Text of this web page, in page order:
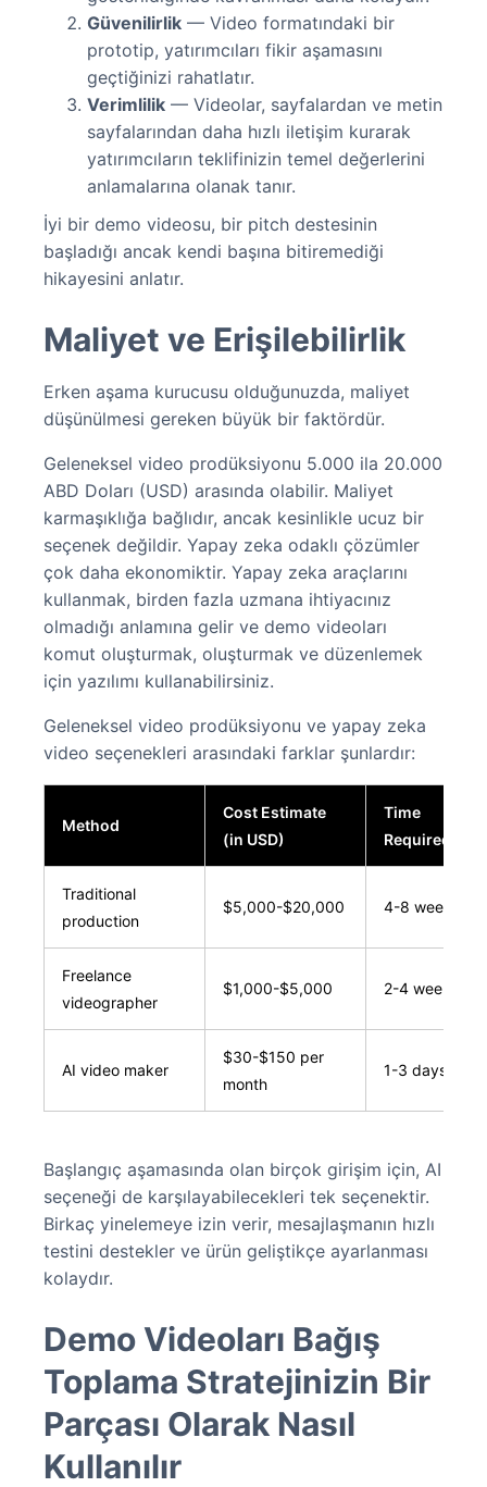
Güvenilirlik — Video formatındaki bir
prototip, yatırımcıları fikir aşamasını
geçtiğinizi rahatlatır.
Verimlilik — Videolar, sayfalardan ve metin
sayfalarından daha hızlı iletişim kurarak
yatırımcıların teklifinizin temel değerlerini
anlamalarına olanak tanır.
İyi bir demo videosu, bir pitch destesinin
başladığı ancak kendi başına bitiremediği
hikayesini anlatır.
Maliyet ve Erişilebilirlik
Erken aşama kurucusu olduğunuzda, maliyet
düşünülmesi gereken büyük bir faktördür.
Geleneksel video prodüksiyonu 5.000 ila 20.000
ABD Doları (USD) arasında olabilir. Maliyet
karmaşıklığa bağlıdır, ancak kesinlikle ucuz bir
seçenek değildir. Yapay zeka odaklı çözümler
çok daha ekonomiktir. Yapay zeka araçlarını
kullanmak, birden fazla uzmana ihtiyacınız
olmadığı anlamına gelir ve demo videoları
komut oluşturmak, oluşturmak ve düzenlemek
için yazılımı kullanabilirsiniz.
Geleneksel video prodüksiyonu ve yapay zeka
video seçenekleri arasındaki farklar şunlardır:
Method
Cost Estimate
(in USD)
Time
Required
Traditional
production
$5,000-$20,000 4-8 weeks
Freelance
videographer
$1,000-$5,000 2-4 weeks
AI video maker
$30-$150 per
month
1-3 days
Başlangıç aşamasında olan birçok girişim için, AI
seçeneği de karşılayabilecekleri tek seçenektir.
Birkaç yinelemeye izin verir, mesajlaşmanın hızlı
testini destekler ve ürün geliştikçe ayarlanması
kolaydır.
Demo Videoları Bağış
Toplama Stratejinizin Bir
Parçası Olarak Nasıl
Kullanılır